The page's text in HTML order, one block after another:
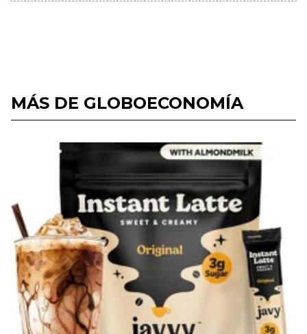
MÁS DE GLOBOECONOMÍA